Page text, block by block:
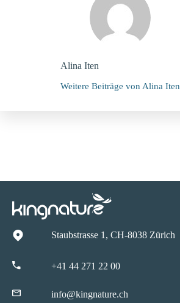
Alina Iten
Weitere Beiträge von Alina Iten
Staubstrasse 1, CH-8038 Zürich
+41 44 271 22 00
info@kingnature.ch